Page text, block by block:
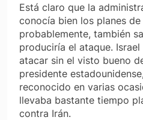
Está claro que la
conocía bien los planes
probablemente, también
produciría el ataque.
atacar sin el visto bueno
presidente
reconocido en varias
llevaba bastante tiempo
contra Irán.